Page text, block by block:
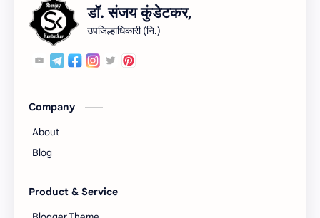
डॉ. संजय कुंडेटकर,
उपजिल्हाधिकारी (नि.)
Company
About
Blog
Product & Service